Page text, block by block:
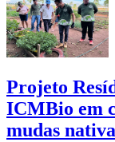
Projeto
ICMBio em
mudas